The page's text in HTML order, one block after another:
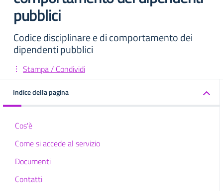
pubblici
Codice disciplinare e di comportamento dei
dipendenti pubblici
Stampa / Condividi
Indice della pagina
Cos'è
Come si accede al servizio
Documenti
Contatti